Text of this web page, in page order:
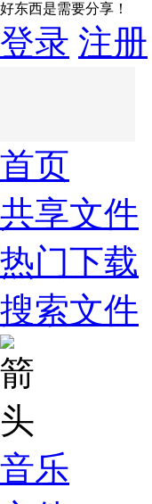
好东西是需要分享！
登录 注册
首页
共享文件
热门下载
搜索文件
音乐